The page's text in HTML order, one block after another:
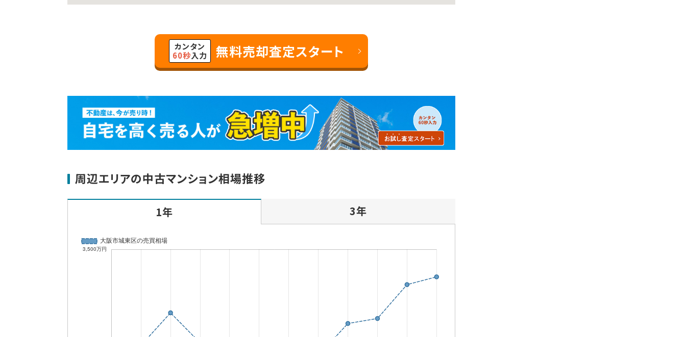
カンタン
60秒入力 無料売却査定スタート
周辺エリアの中古マンション相場推移
1年 3年